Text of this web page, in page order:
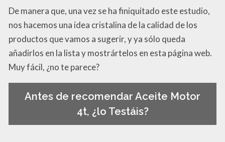
De manera que, una vez se ha finiquitado este estudio,
nos hacemos una idea cristalina de la calidad de los
productos que vamos a sugerir, y ya sólo queda
añadirlos en la lista y mostrártelos en esta página web.
Muy fácil, ¿no te parece?
Antes de recomendar Aceite Motor
4t, ¿lo Testáis?